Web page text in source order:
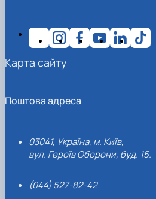
Поштова адреса
03041, Україна, м. Київ,
вул. Героїв Оборони, буд. 15.
(044) 527-82-42
Карта сайту